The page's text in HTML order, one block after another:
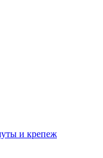
и крепеж